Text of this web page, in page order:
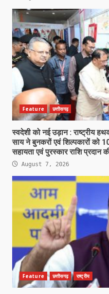
Feature छत्तीसगढ़
स्वदेशी को नई उड़ान : राष्ट्रीय
साय ने बुनकरों एवं शिल्पकारों को
सहायता एवं पुरस्कार राशि प्रदान
August 7, 2026
Feature छत्तीसगढ़ राष्ट्रीय